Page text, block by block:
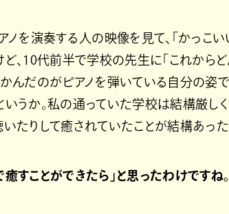
ノを演奏する人の映像を見て、「かっこ
、10代前半で学校の先生に「これからど
んだのがピアノを弾いている自分の姿で
うか。私の通っていた学校は結構厳しく
たりして癒されていたことが結構あった
すことができたら」と思ったわけですね。